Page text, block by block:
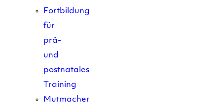
Fortbildung
für
prä-
und
postnatales
Training
Mutmacher